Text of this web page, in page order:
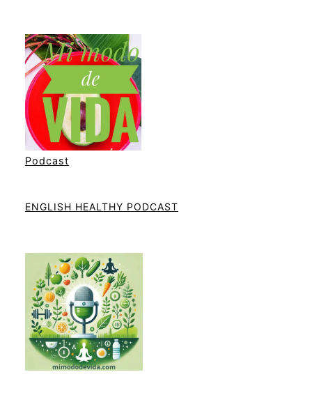
Podcast
ENGLISH HEALTHY PODCAST